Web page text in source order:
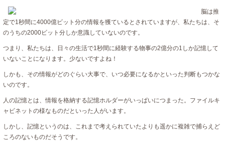
脳は推
定で1秒間に4000億ビット分の情報を獲ているとされていますが、私たちは、そ
のうちの2000ビット分しか意識していないのです。
つまり、私たちは、日々の生活で1秒間に経験する物事の2億分の1しか記憶して
いないことになります。少ないですよね！
しかも、その情報がどのぐらい大事で、いつ必要になるかといった判断もつかな
いのです。
人の記憶とは、情報を格納する記憶ホルダーがいっぱいにつまった。ファイルキ
ャビネットの様なものだといった人がいます。
しかし、記憶というのは、これまで考えられていたよりも遥かに複雑で捕らえど
ころのないものだそうです。